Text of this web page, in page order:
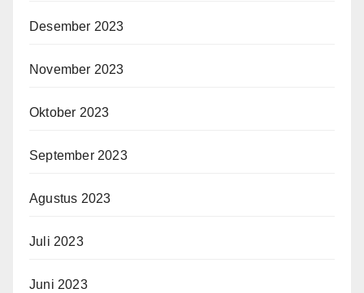
Desember 2023
November 2023
Oktober 2023
September 2023
Agustus 2023
Juli 2023
Juni 2023